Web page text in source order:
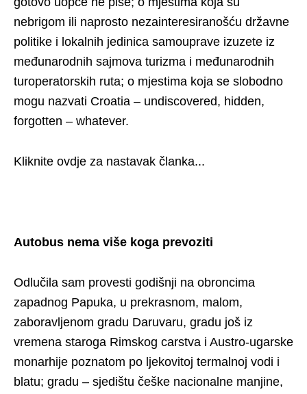
nebrigom ili naprosto nezainteresiranošću državne
politike i lokalnih jedinica samouprave izuzete iz
međunarodnih sajmova turizma i međunarodnih
turoperatorskih ruta; o mjestima koja se slobodno
mogu nazvati Croatia – undiscovered, hidden,
forgotten – whatever.
Kliknite ovdje za nastavak članka...
Autobus nema više koga prevoziti
Odlučila sam provesti godišnji na obroncima
zapadnog Papuka, u prekrasnom, malom,
zaboravljenom gradu Daruvaru, gradu još iz
vremena staroga Rimskog carstva i Austro-ugarske
monarhije poznatom po ljekovitoj termalnoj vodi i
blatu; gradu – sjedištu češke nacionalne manjine,